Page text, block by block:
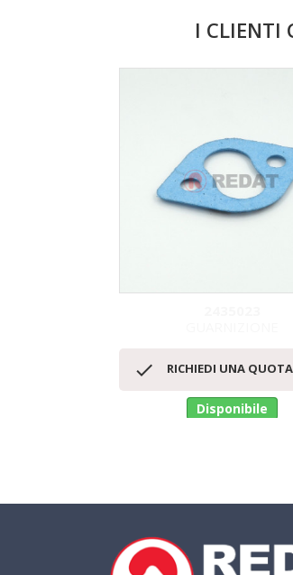
I CLIENTI
Anteprima
 RICHIEDI UNA
Disponibile